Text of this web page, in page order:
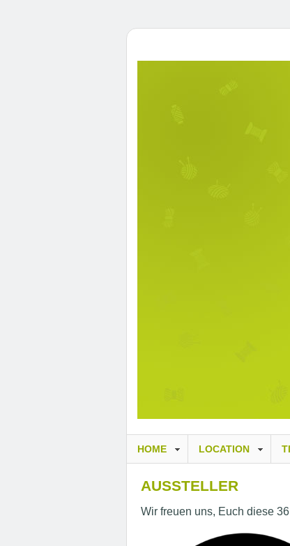
HOME LOCATION
AUSSTELLER
Wir freuen uns, Euch diese